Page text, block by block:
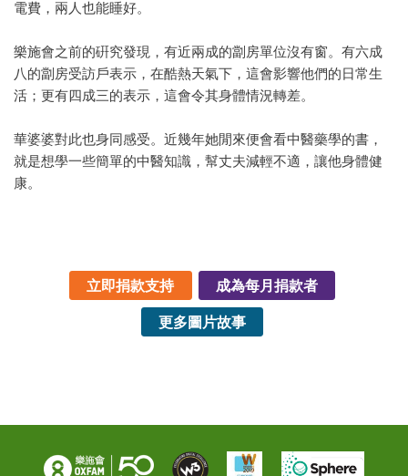
電費，兩人也能睡好。
樂施會之前的硏究發現，有近兩成的劏房單位沒有窗。有六成
八的劏房受訪戶表示，在酷熱天氣下，這會影響他們的日常生
活；更有四成三的表示，這會令其身體情況轉差。
華婆婆對此也身同感受。近幾年她閒來便會看中醫藥學的書，
就是想學一些簡單的中醫知識，幫丈夫減輕不適，讓他身體健
康。
立即捐款支持 成為每月捐款者
更多圖片故事